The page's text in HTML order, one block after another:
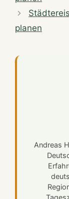
planen
Andreas